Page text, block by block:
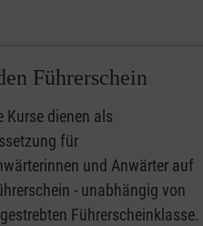
Führerschein
Kurse dienen als
für
und Anwärter auf
- unabhängig von
Führerscheinklasse.